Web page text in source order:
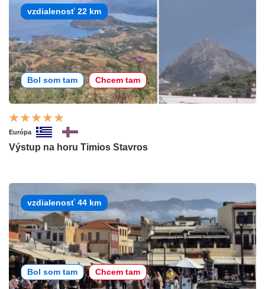
vzdialenosť 22 km
Bol som tam Chcem tam
Európa
Výstup na horu Timios Stavros
vzdialenosť 44 km
Bol som tam Chcem tam